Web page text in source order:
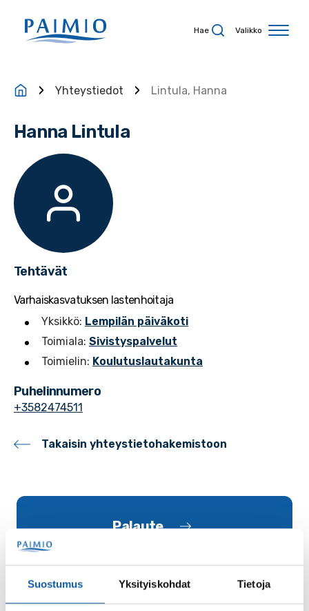
Suostumus Yksityiskohdat Tietoja
Hae Valikko
Yhteystiedot Lintula, Hanna
Hanna Lintula
Tehtävät
Varhaiskasvatuksen lastenhoitaja
Yksikkö: Lempilän päiväkoti
Toimiala: Sivistyspalvelut
Toimielin: Koulutuslautakunta
Puhelinnumero
+3582474511
Takaisin yhteystietohakemistoon
Palaute